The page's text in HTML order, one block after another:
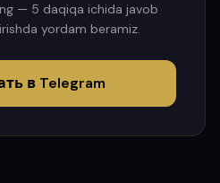
— 5 daqiqa ichida javob
yordam beramiz.
в Telegram